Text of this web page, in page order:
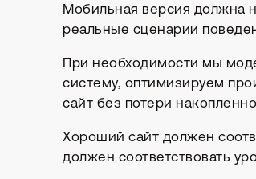
Мобильная версия должна
реальные сценарии
При необходимости мы
систему, оптимизируем
сайт без потери
Хороший сайт должен
должен соответствовать